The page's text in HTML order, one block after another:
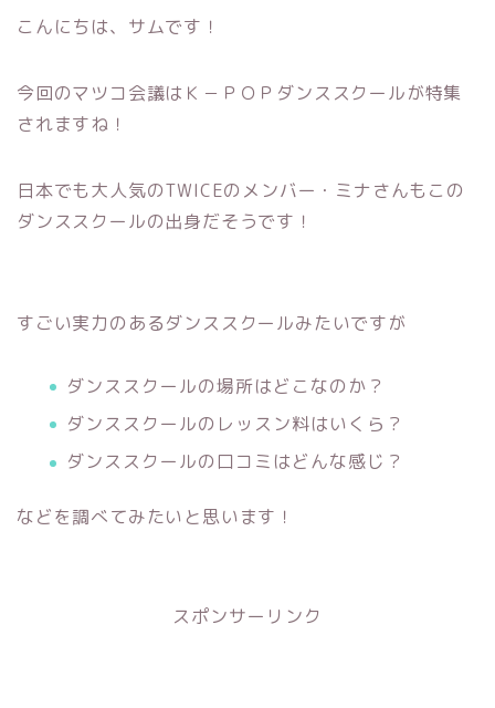
こんにちは、サムです！
今回のマツコ会議はＫ－ＰＯＰダンススクールが特集
されますね！
日本でも大人気のTWICEのメンバー・ミナさんもこの
ダンススクールの出身だそうです！
すごい実力のあるダンススクールみたいですが
ダンススクールの場所はどこなのか？
ダンススクールのレッスン料はいくら？
ダンススクールの口コミはどんな感じ？
などを調べてみたいと思います！
スポンサーリンク